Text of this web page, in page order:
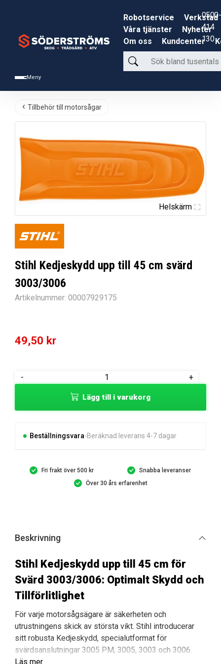
Meny
Robotservice
Verkstad
Våra tjänster
Nyheter
Om oss
Kundcenter
Sök
bland
produkter
0500-
414
130
Tillbehör till motorsågar
Helskärm
Stihl Kedjeskydd upp till 45 cm svärd
3003/3006
Artikelnummer: 00007929175
49,50 kr
-
Stihl
till
cm
mängd
+
Lägg till i varukorg
Beställningsvara Beräknad leverans 4-7 dagar
Fri frakt över 500 kr
Snabba leveranser
Över 30 års erfarenhet
Beskrivning
Stihl Kedjeskydd upp till 45 cm för
Svärd 3003/3006: Optimalt Skydd och
Tillförlitlighet
För varje motorsågsägare är säkerheten och
utrustningens skick av största vikt. Stihl introducerar
sitt robusta Kedjeskydd, specialutformat för
svärdsanslutningar 3005 PM, 3005, 3003 och 3006.
Detta kedjeskydd är en viktig investering för
Läs mer